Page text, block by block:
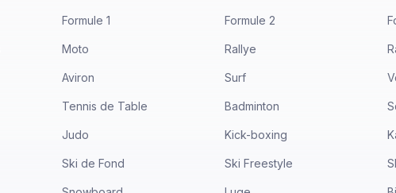
Formule 1 Formule 2
Moto Rallye
Aviron Surf
Tennis de Table Badminton
Judo Kick-boxing
Ski de Fond Ski Freestyle